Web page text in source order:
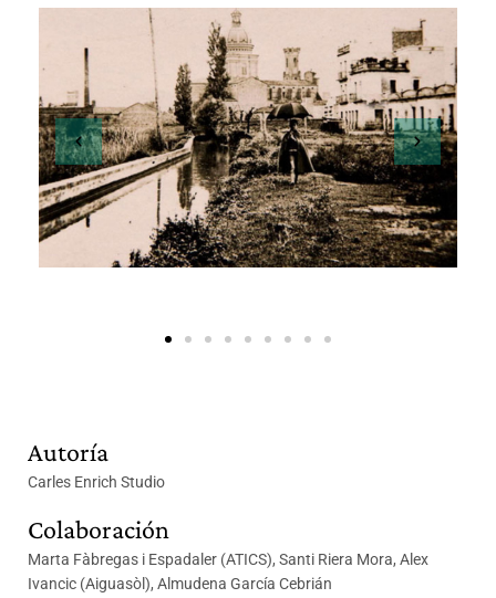
Autoría
Carles Enrich Studio
Colaboración
Marta Fàbregas i Espadaler (ATICS), Santi Riera Mora, Alex
Ivancic (Aiguasòl), Almudena García Cebrián